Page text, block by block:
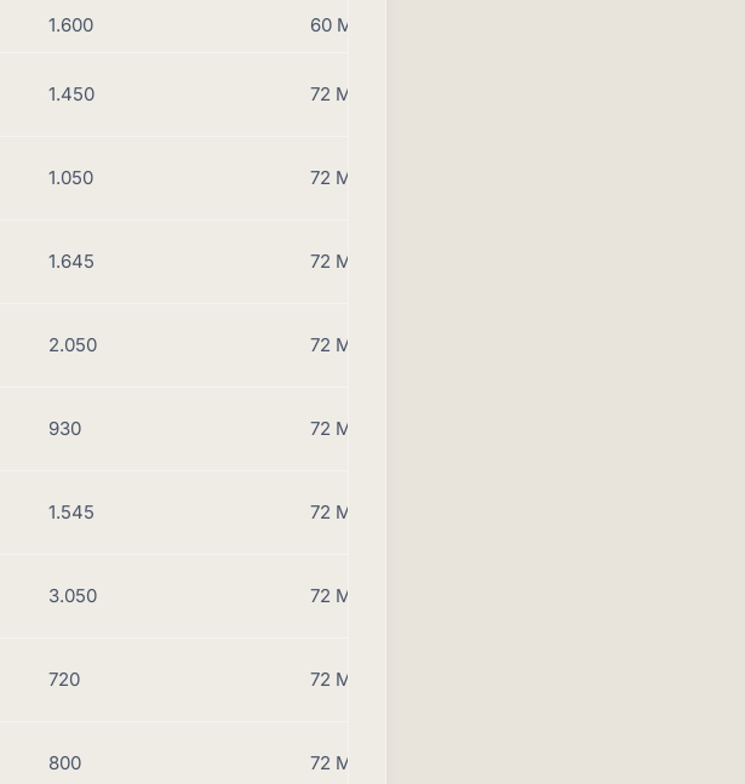
1.600 60 Monate
1.450 72 Monate
1.050 72 Monate
1.645 72 Monate
2.050 72 Monate
930 72 Monate
1.545 72 Monate
3.050 72 Monate
720 72 Monate
800 72 Monate